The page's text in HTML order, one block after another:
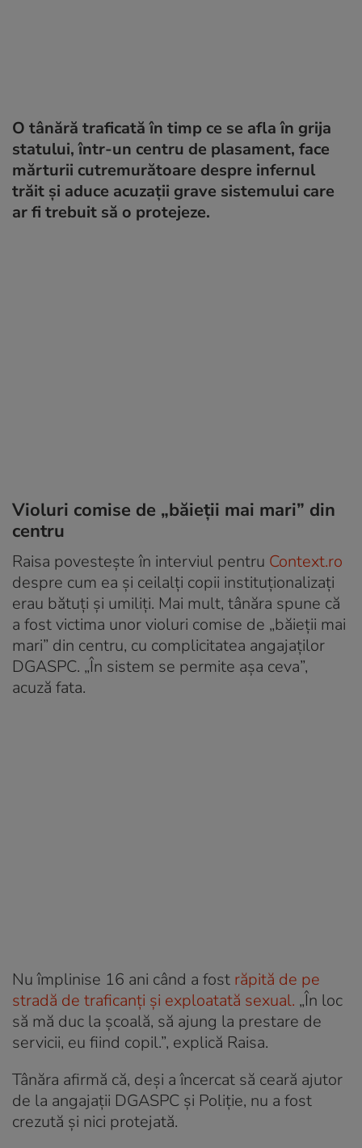
O tânără traficată în timp ce se afla în grija
statului, într-un centru de plasament, face
mărturii cutremurătoare despre infernul
trăit și aduce acuzații grave sistemului care
ar fi trebuit să o protejeze.
Violuri comise de „băieții mai mari” din
centru
Raisa povestește în interviul pentru Context.ro
despre cum ea și ceilalți copii instituționalizați
erau bătuți și umiliți. Mai mult, tânăra spune că
a fost victima unor violuri comise de „băieții mai
mari” din centru, cu complicitatea angajaților
DGASPC. „În sistem se permite așa ceva”,
acuză fata.
Nu împlinise 16 ani când a fost răpită de pe
stradă de traficanți și exploatată sexual. „În loc
să mă duc la școală, să ajung la prestare de
servicii, eu fiind copil.”, explică Raisa.
Tânăra afirmă că, deși a încercat să ceară ajutor
de la angajații DGASPC și Poliție, nu a fost
crezută și nici protejată.